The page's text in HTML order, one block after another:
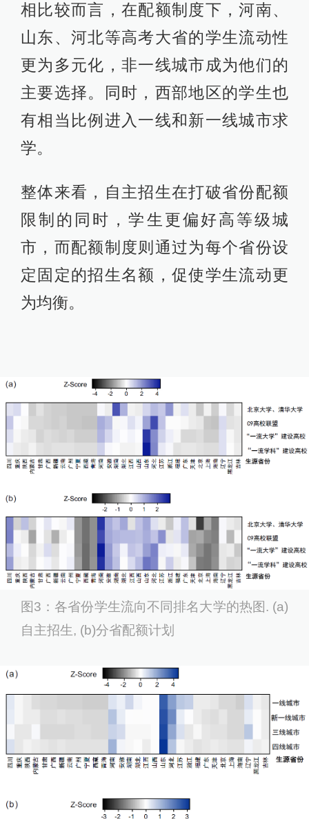
相比较而言，在配额制度下，河南、
山东、河北等高考大省的学生流动性
更为多元化，非一线城市成为他们的
主要选择。同时，西部地区的学生也
有相当比例进入一线和新一线城市求
学。
整体来看，自主招生在打破省份配额
限制的同时，学生更偏好高等级城
市，而配额制度则通过为每个省份设
定固定的招生名额，促使学生流动更
为均衡。
图3：各省份学生流向不同排名大学的热图. (a)
自主招生, (b)分省配额计划